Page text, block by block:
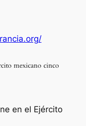
mexicano cinco